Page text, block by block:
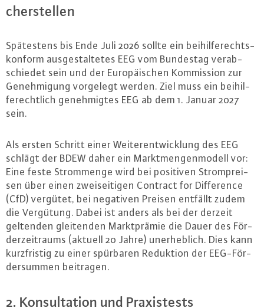
cher­stel­len
Spä­tes­tens bis Ende Juli 2026 sollte ein bei­hil­fe­rechts­
kon­form aus­ge­stal­te­tes EEG vom Bundestag ver­ab­
schie­det sein und der Eu­ro­päi­schen Kom­mis­si­on zur
Ge­neh­mi­gung vorgelegt werden. Ziel muss ein bei­hil­
fe­recht­lich ge­neh­mig­tes EEG ab dem 1. Januar 2027
sein.
Als ersten Schritt einer Wei­ter­ent­wick­lung des EEG
schlägt der BDEW daher ein Markt­men­gen­mo­dell vor:
Eine feste Strom­men­ge wird bei positiven Strom­prei­
sen über einen zwei­sei­ti­gen Contract for Dif­fe­rence
(CfD) vergütet, bei negativen Preisen entfällt zudem
die Vergütung. Dabei ist anders als bei der derzeit
geltenden glei­ten­den Markt­prä­mie die Dauer des För­
der­zeit­raums (aktuell 20 Jahre) un­er­heb­lich. Dies kann
kurz­fris­tig zu einer spürbaren Reduktion der EEG-För­
der­sum­men beitragen.
2. Kon­sul­ta­ti­on und Pra­xis­tests